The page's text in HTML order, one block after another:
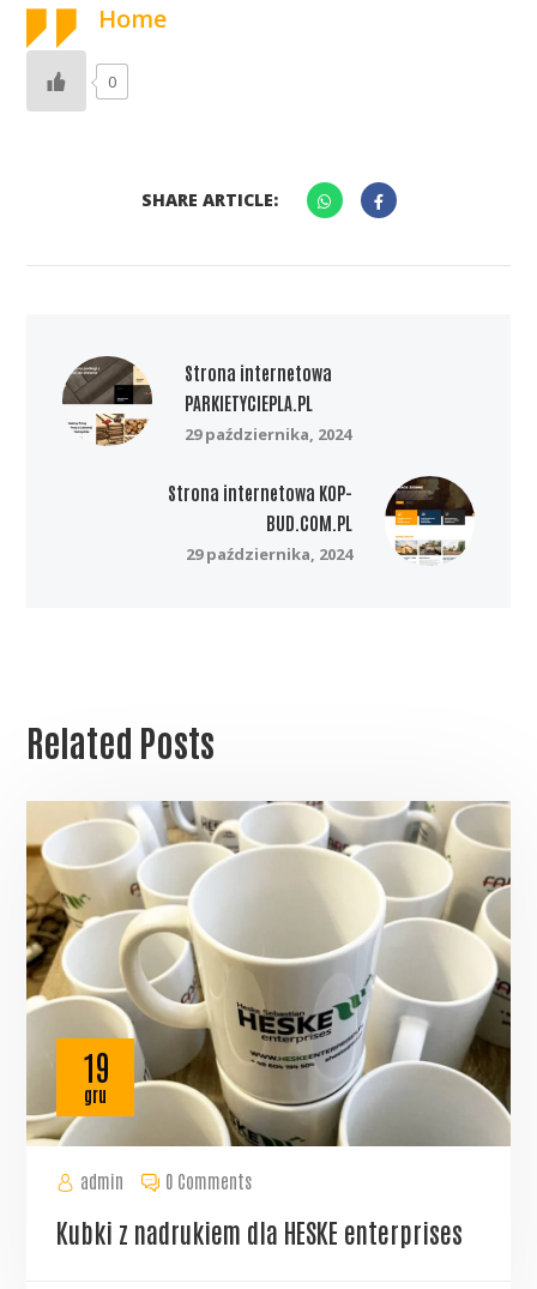
Home
0
SHARE ARTICLE:
Strona internetowa
PARKIETYCIEPLA.PL
29 października, 2024
Strona internetowa KOP-
BUD.COM.PL
29 października, 2024
Related Posts
admin
19
gru
0 Comments
Kubki z nadrukiem dla HESKE enterprises